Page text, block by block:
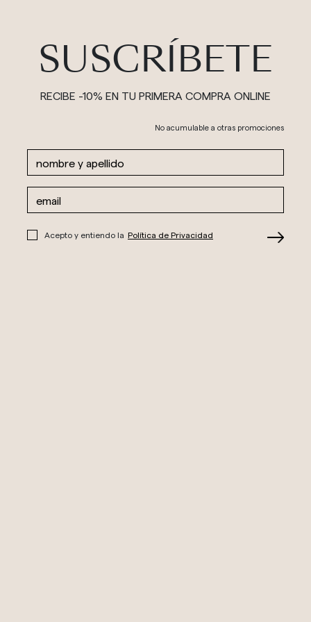
SUSCRÍBETE
RECIBE -10% EN TU PRIMERA COMPRA ONLINE
No acumulable a otras promociones
Acepto y entiendo la Política de Privacidad